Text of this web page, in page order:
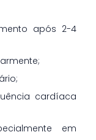
após 2-4
cardíaca
em